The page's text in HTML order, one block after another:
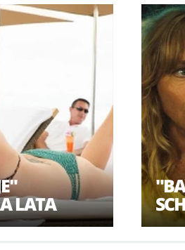
LATA